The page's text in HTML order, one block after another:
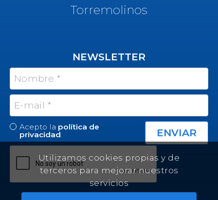
Torremolinos
NEWSLETTER
Acepto la política de
privacidad
Utilizamos cookies propias y de
terceros para mejorar nuestros
servicios